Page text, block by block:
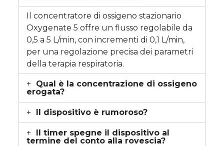
Il concentratore di ossigeno stazionario
Oxygenate 5 offre un flusso regolabile da
0,5 a 5 L/min, con incrementi di 0,1 L/min,
per una regolazione precisa dei parametri
della terapia respiratoria.
Qual è la concentrazione di ossigeno
erogata?
Il dispositivo è rumoroso?
ll timer spegne il dispositivo al
termine del conto alla rovescia?